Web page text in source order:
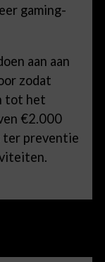
gaming-
aan aan
zodat
tot het
€2.000
ter preventie